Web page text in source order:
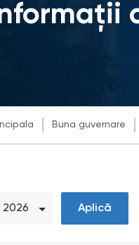
Buna guvernare
Aplică